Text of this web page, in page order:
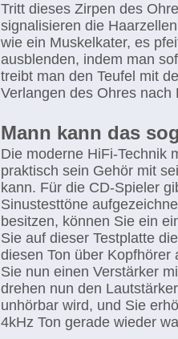
Tritt dieses Zirpen des
signalisieren die
wie ein Muskelkater, es
ausblenden, indem man
treibt man den Teufel mit
Verlangen des Ohres
Mann kann das
Die moderne HiFi-Technik
praktisch sein Gehör mit
kann. Für die CD-Spieler
Sinustesttöne
besitzen, können Sie ein
Sie auf dieser Testplatte
diesen Ton über Kopfhörer
Sie nun einen Verstärker
drehen nun den
unhörbar wird, und Sie
4kHz Ton gerade wieder